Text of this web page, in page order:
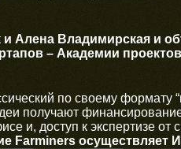
Алена Владимирская и
– Академии
по своему формату
получают
и, доступ к экспертизе от
Farminers осуществляет